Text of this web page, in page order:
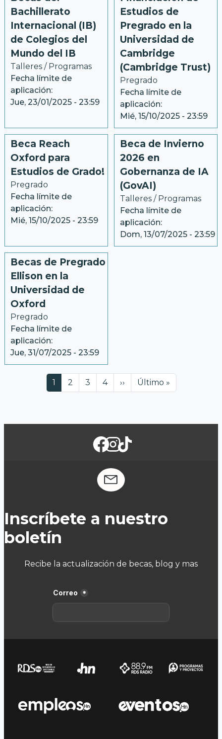
Bachillerato
Internacional (IB)
de Colegios del
Mundo del IB
Talleres / Programas
Fecha límite de
aplicación:
Jue, 23/01/2025 - 23:59
Estudios de
Pregrado en la
Universidad de
Cambridge
(Cambridge Trust)
Pregrado
Fecha límite de
aplicación:
Mié, 15/10/2025 - 23:59
Beca Reach
Oxford para
Estudios de Grado!
Pregrado
Fecha límite de
aplicación:
Mié, 15/10/2025 - 23:59
Beca de Invierno
2026 en
Gobernanza de IA
(GovAI)
Talleres / Programas
Fecha límite de
aplicación:
Dom, 13/07/2025 - 23:59
Becas de Pregrado
Ellison en la
Universidad de
Oxford
Pregrado
Fecha límite de
aplicación:
Jue, 31/07/2025 - 23:59
Paginación
Página actual
1 Página
2 Página
3 Página
4 Siguiente página
›› Última página
Último »
Inscríbete a nuestro
boletín
Recibe la actualización de becas, blog y mas